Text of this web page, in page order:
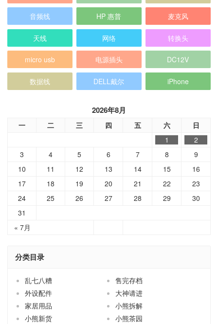
音频线 HP 惠普 麦克风
天线 网络 转换头
micro usb 电源插头 DC12V
数据线 DELL戴尔 iPhone
2026年8月
一 二 三 四 五 六 日
« 7月
1
2
3
4 5 6 7 8
9
10
11 12 13 14 15
16
17
18 19 20 21 22
23
24
25 26 27 28 29
30
31
分类目录
乱七八糟
售完存档
外设配件
大神请进
家居用品
小熊拆解
小熊新货
小熊茶园